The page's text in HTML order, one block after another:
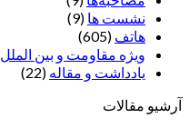
نشست ها (9)
هاتف (605)
ویژه مقاومت و بین الملل
یادداشت‌ و مقاله (22)
آرشیو مقالات